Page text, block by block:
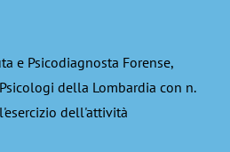
e Psicodiagnosta Forense,
della Lombardia con n.
dell'attività